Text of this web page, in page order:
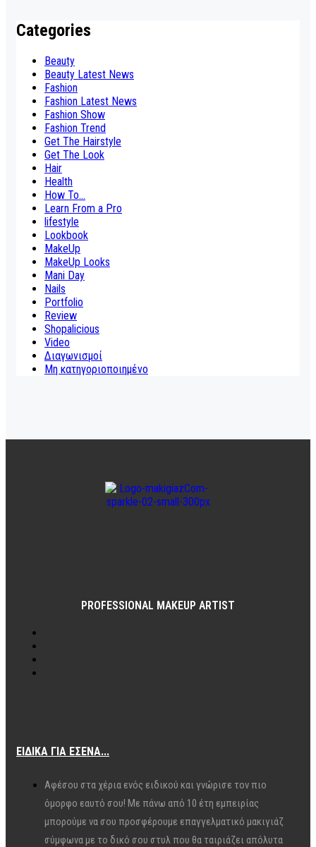
Categories
Beauty
Beauty Latest News
Fashion
Fashion Latest News
Fashion Show
Fashion Trend
Get The Hairstyle
Get The Look
Hair
Health
How To...
Learn From a Pro
lifestyle
Lookbook
MakeUp
MakeUp Looks
Mani Day
Nails
Portfolio
Review
Shopalicious
Video
Διαγωνισμοί
Μη κατηγοριοποιημένο
PROFESSIONAL MAKEUP ARTIST
ΕΙΔΙΚΆ ΓΙΑ ΕΣΈΝΑ...
Αφέσου στα χέρια ενός ειδικού και γνώρισε τον πιο
όμορφο εαυτό σου! Με πάνω από 10 έτη εμπειρίας
μπορούμε να σου προσφέρουμε επαγγελματικό μακιγιάζ
σύμφωνα με το δικό σου στυλ που θα ταιριάζει απόλυτα